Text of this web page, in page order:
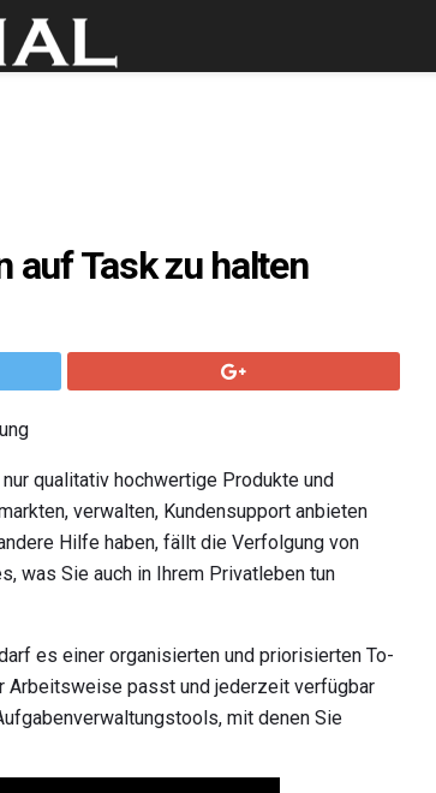
auf Task zu halten
qualitativ hochwertige Produkte und
verwalten, Kundensupport anbieten
Hilfe haben, fällt die Verfolgung von
was Sie auch in Ihrem Privatleben tun
es einer organisierten und priorisierten To-
Arbeitsweise passt und jederzeit verfügbar
mit denen Sie